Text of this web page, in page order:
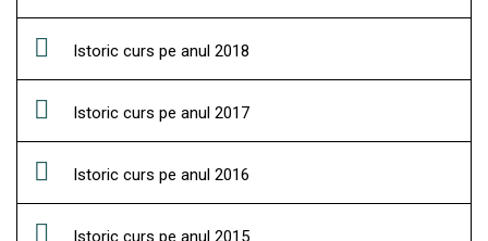
Istoric curs pe anul 2018
Istoric curs pe anul 2017
Istoric curs pe anul 2016
Istoric curs pe anul 2015